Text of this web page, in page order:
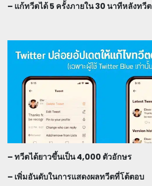
– แก้ทวีตได้ 5 ครั้งภายใน 30 นาทีหลังทวีต
– ทวีตได้ยาวขึ้นเป็น 4,000 ตัวอักษร
– เพิ่มอันดับในการแสดงผลทวีตที่โต้ตอบ